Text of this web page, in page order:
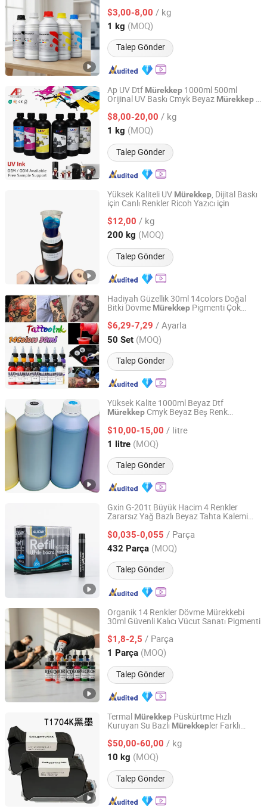
$3,00-8,00 / kg
1 kg (MOQ)
Talep Gönder
Guangdong, China Fiyat 2025
Ap UV Dtf Mürekkep 1000ml 500ml
Orijinal UV Baskı Cmyk Beyaz Mürekkep
$8,00-20,00 / kg
1 kg (MOQ)
Talep Gönder
Guangzhou Hao Digital Technology Co., Ltd.
Guangdong, China Fiyat 2021
Yüksek Kaliteli UV Mürekkep, Dijital Baskı
için Canlı Renkler Ricoh Yazıcı için
$12,00 / kg
200 kg (MOQ)
Talep Gönder
Guangdong Zhongcang Materials Co., Ltd
Guangdong, China Fiyat 2025
Hadiyah Güzellik 30ml 14colors Doğal
Bitki Dövme Mürekkep Pigmenti Çok
$6,29-7,29 / Ayarla
50 Set (MOQ)
Talep Gönder
Yiwu HuaNi Technology Co., Ltd.
Zhejiang, China Fiyat 2022
Yüksek Kalite 1000ml Beyaz Dtf
Mürekkep Cmyk Beyaz Beş Renk
Mürekkep
$10,00-15,00 / litre
1 litre (MOQ)
Talep Gönder
Shaoxing Changchuan Electronic Technology Co., Ltd.
Zhejiang, China Fiyat 2025
Gxin G-201t Büyük Hacim 4 Renkler
Zararsız Yağ Bazlı Beyaz Tahta Kalemi
$0,035-0,055 / Parça
432 Parça (MOQ)
Talep Gönder
Cixi Changcheng Manufacturing Pens Co., Ltd.
Zhejiang, China Fiyat 2025
Organik 14 Renkler Dövme Mürekkebi
30ml Güvenli Kalıcı Vücut Sanatı Pigmenti
$1,8-2,5 / Parça
1 Parça (MOQ)
Talep Gönder
Yiwu Recolor Technology Co, . Ltd
Zhejiang, China Fiyat 2026
Termal Mürekkep Püskürtme Hızlı
Kuruyan Su Bazlı Mürekkepler Farklı
$50,00-60,00 / kg
10 kg (MOQ)
Talep Gönder
Shanghai Loobjet Information Technology Co., Ltd.
Shanghai, China Fiyat 2014